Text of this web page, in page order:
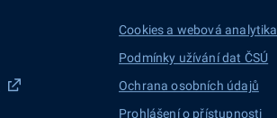
Cookies a webová analytika
Podmínky užívání dat ČSÚ
Ochrana osobních údajů
Prohlášení o přístupnosti